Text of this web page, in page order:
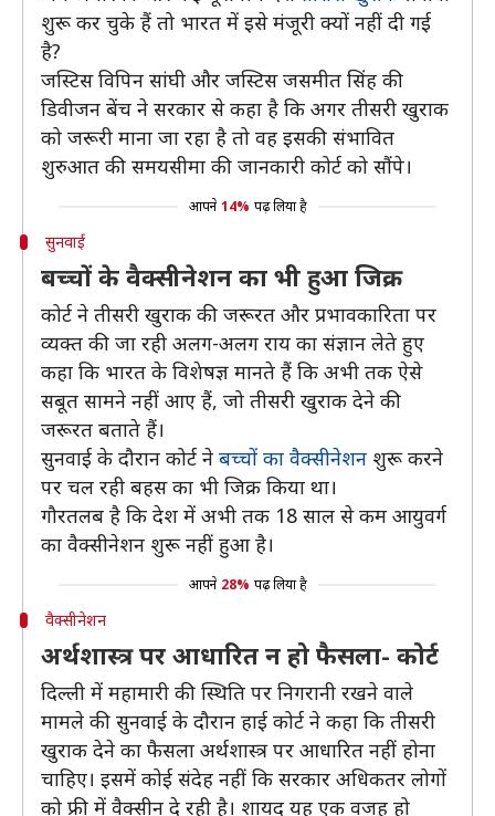
शुरू कर चुके हैं तो भारत में इसे मंजूरी क्यों नहीं दी गई
है?
जस्टिस विपिन सांघी और जस्टिस जसमीत सिंह की
डिवीजन बेंच ने सरकार से कहा है कि अगर तीसरी खुराक
को जरूरी माना जा रहा है तो वह इसकी संभावित
शुरुआत की समयसीमा की जानकारी कोर्ट को सौंपे।
आपने 14% पढ़ लिया है
सुनवाई
बच्चों के वैक्सीनेशन का भी हुआ जिक्र
कोर्ट ने तीसरी खुराक की जरूरत और प्रभावकारिता पर
व्यक्त की जा रही अलग-अलग राय का संज्ञान लेते हुए
कहा कि भारत के विशेषज्ञ मानते हैं कि अभी तक ऐसे
सबूत सामने नहीं आए हैं, जो तीसरी खुराक देने की
जरूरत बताते हैं।
सुनवाई के दौरान कोर्ट ने बच्चों का वैक्सीनेशन शुरू करने
पर चल रही बहस का भी जिक्र किया था।
गौरतलब है कि देश में अभी तक 18 साल से कम आयुवर्ग
का वैक्सीनेशन शुरू नहीं हुआ है।
आपने 28% पढ़ लिया है
वैक्सीनेशन
अर्थशास्त्र पर आधारित न हो फैसला- कोर्ट
दिल्ली में महामारी की स्थिति पर निगरानी रखने वाले
मामले की सुनवाई के दौरान हाई कोर्ट ने कहा कि तीसरी
खुराक देने का फैसला अर्थशास्त्र पर आधारित नहीं होना
चाहिए। इसमें कोई संदेह नहीं कि सरकार अधिकतर लोगों
को फ्री में वैक्सीन दे रही है। शायद यह एक वजह हो